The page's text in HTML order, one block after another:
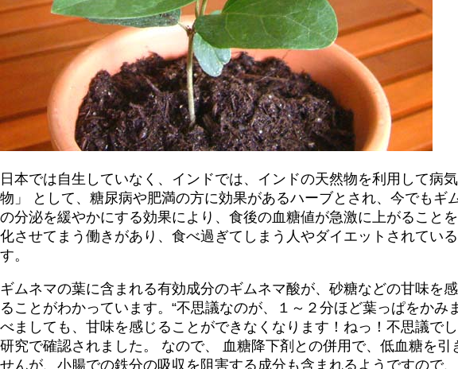
日本では自生していなく、インドでは、インドの天然物を利用して
物」 として、糖尿病や肥満の方に効果があるハーブとされ、今でも
の分泌を緩やかにする効果により、食後の血糖値が急激に上がること
化させてまう働きがあり、食べ過ぎてしまう人やダイエットされてい
す。
ギムネマの葉に含まれる有効成分のギムネマ酸が、砂糖などの甘味を
ることがわかっています。“不思議なのが、１～２分ほど葉っぱをか
べましても、甘味を感じることができなくなります！ねっ！不思議で
研究で確認されました。 なので、 血糖降下剤との併用で、低血糖を
せんが、小腸での鉄分の吸収を阻害する成分も含まれるようですので